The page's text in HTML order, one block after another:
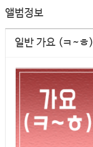
앨범정보
일반 가요 (ㅋ~ㅎ)